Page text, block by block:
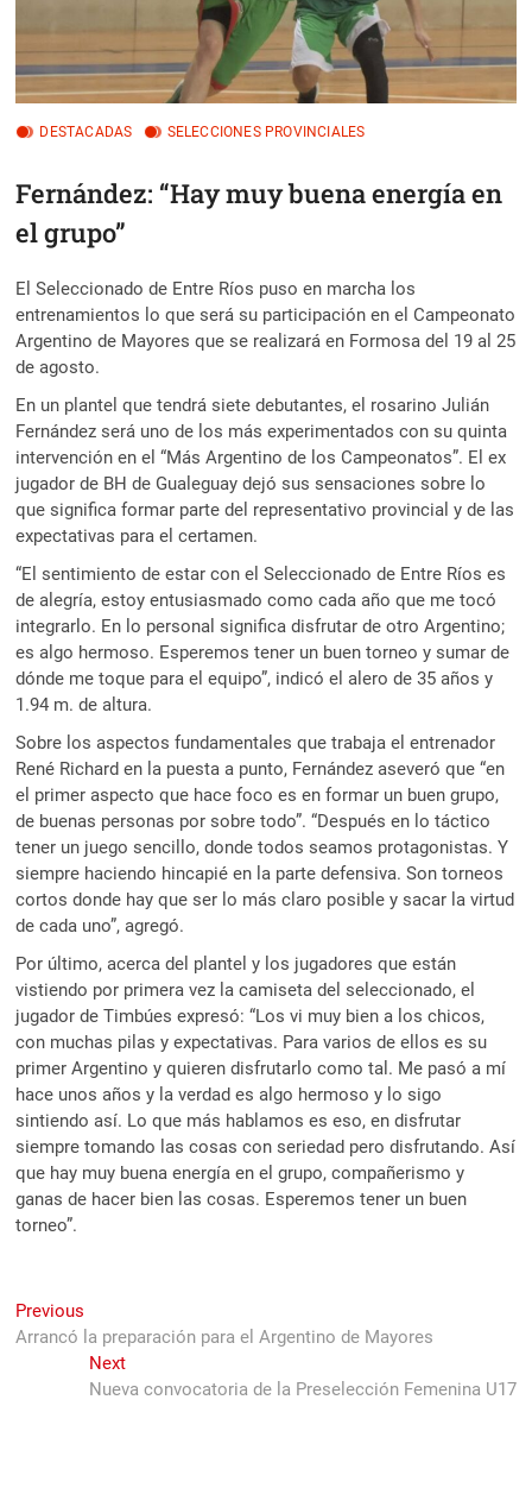
DESTACADAS SELECCIONES PROVINCIALES
Fernández: “Hay muy buena energía en
el grupo”
El Seleccionado de Entre Ríos puso en marcha los
entrenamientos lo que será su participación en el Campeonato
Argentino de Mayores que se realizará en Formosa del 19 al 25
de agosto.
En un plantel que tendrá siete debutantes, el rosarino Julián
Fernández será uno de los más experimentados con su quinta
intervención en el “Más Argentino de los Campeonatos”. El ex
jugador de BH de Gualeguay dejó sus sensaciones sobre lo
que significa formar parte del representativo provincial y de las
expectativas para el certamen.
“El sentimiento de estar con el Seleccionado de Entre Ríos es
de alegría, estoy entusiasmado como cada año que me tocó
integrarlo. En lo personal significa disfrutar de otro Argentino;
es algo hermoso. Esperemos tener un buen torneo y sumar de
dónde me toque para el equipo”, indicó el alero de 35 años y
1.94 m. de altura.
Sobre los aspectos fundamentales que trabaja el entrenador
René Richard en la puesta a punto, Fernández aseveró que “en
el primer aspecto que hace foco es en formar un buen grupo,
de buenas personas por sobre todo”. “Después en lo táctico
tener un juego sencillo, donde todos seamos protagonistas. Y
siempre haciendo hincapié en la parte defensiva. Son torneos
cortos donde hay que ser lo más claro posible y sacar la virtud
de cada uno”, agregó.
Por último, acerca del plantel y los jugadores que están
vistiendo por primera vez la camiseta del seleccionado, el
jugador de Timbúes expresó: “Los vi muy bien a los chicos,
con muchas pilas y expectativas. Para varios de ellos es su
primer Argentino y quieren disfrutarlo como tal. Me pasó a mí
hace unos años y la verdad es algo hermoso y lo sigo
sintiendo así. Lo que más hablamos es eso, en disfrutar
siempre tomando las cosas con seriedad pero disfrutando. Así
que hay muy buena energía en el grupo, compañerismo y
ganas de hacer bien las cosas. Esperemos tener un buen
torneo”.
Navegación
de
entradas
Previous
post:
Arrancó la preparación para el Argentino de Mayores
NextNext
post:
Nueva convocatoria de la Preselección Femenina U17